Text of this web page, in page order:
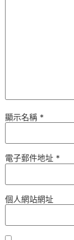
顯示名稱 *
電子郵件地址 *
個人網站網址